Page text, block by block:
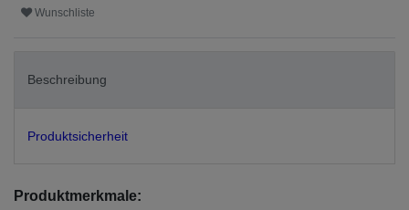
Wunschliste
Beschreibung
Produktsicherheit
Produktmerkmale: